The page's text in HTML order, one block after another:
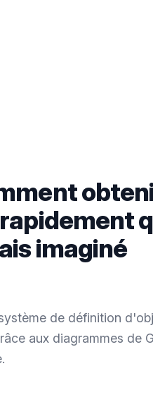
imaginé
de définition
aux diagrammes de